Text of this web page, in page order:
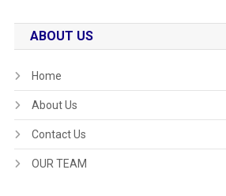
ABOUT US
Home
About Us
Contact Us
OUR TEAM